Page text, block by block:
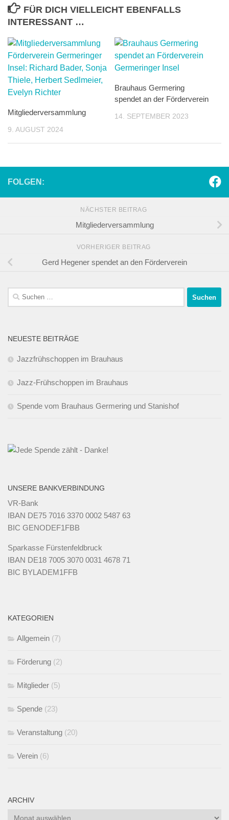
FÜR DICH VIELLEICHT EBENFALLS
INTERESSANT …
Mitgliederversammlung
9. AUGUST 2024
Brauhaus Germering
spendet an der Förderverein
14. SEPTEMBER 2023
FOLGEN:
NÄCHSTER BEITRAG
Mitgliederversammlung
VORHERIGER BEITRAG
Gerd Hegener spendet an den Förderverein
Suchen
nach:
NEUESTE BEITRÄGE
Jazzfrühschoppen im Brauhaus
Jazz-Frühschoppen im Brauhaus
Spende vom Brauhaus Germering und Stanishof
UNSERE BANKVERBINDUNG
VR-Bank
IBAN DE75 7016 3370 0002 5487 63
BIC GENODEF1FBB
Sparkasse Fürstenfeldbruck
IBAN DE18 7005 3070 0031 4678 71
BIC BYLADEM1FFB
KATEGORIEN
Allgemein (7)
Förderung (2)
Mitglieder (5)
Spende (23)
Veranstaltung (20)
Verein (6)
ARCHIV
Archiv